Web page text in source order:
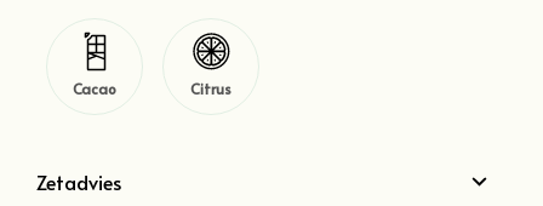
Cacao Citrus
Zetadvies